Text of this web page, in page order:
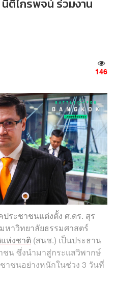
ติไกรพจน์ ร่วมงาน
146
ระชาชนแต่งตั้ง ศ.ดร. สุร
าวิทยาลัยธรรมศาสตร์
ห่งชาติ (สนช.) เป็นประธาน
น ซึ่งนำมาสู่กระแสวิพากษ์
ชนอย่างหนักในช่วง 3 วันที่